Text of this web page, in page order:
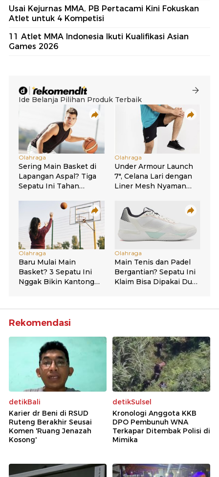
Usai Kejurnas MMA, PB Pertacami Kini Fokuskan
Atlet untuk 4 Kompetisi
11 Atlet MMA Indonesia Ikuti Kualifikasi Asian
Games 2026
Rekomendasi
detikBali
Karier dr Beni di RSUD
Ruteng Berakhir Seusai
Komen 'Ruang Jenazah
Kosong'
detikSulsel
Kronologi Anggota KKB
DPO Pembunuh WNA
Terkapar Ditembak Polisi di
Mimika